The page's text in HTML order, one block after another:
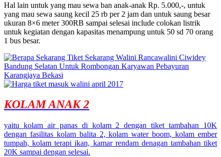
Hal lain untuk yang mau sewa ban anak-anak Rp. 5.000,-, untuk
yang mau sewa saung kecil 25 rb per 2 jam dan untuk saung besar
ukuran 8×6 meter 300RB sampai selesai include colokan listrik
untuk kegiatan dengan kapasitas menampung untuk 50 sd 70 orang
1 bus besar.
KOLAM ANAK 2
yaitu kolam air panas di kolam 2 dengan tiket tambahan 10K
dengan fasilitas kolam balita 2, kolam water boom, kolam ember
tumpah, kolam terapi ikan, kamar rendam denagan tambahan tiket
20K sampai dengan selesai.